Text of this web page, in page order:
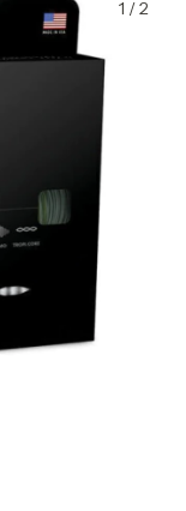
1 /2